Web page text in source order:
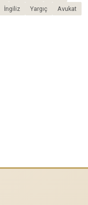
İngiliz Yargıç
Avukat